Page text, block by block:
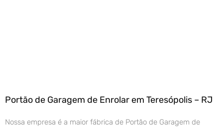
Portão de Garagem de Enrolar em Teresópolis – RJ
Nossa empresa é a maior fábrica de Portão de Garagem de